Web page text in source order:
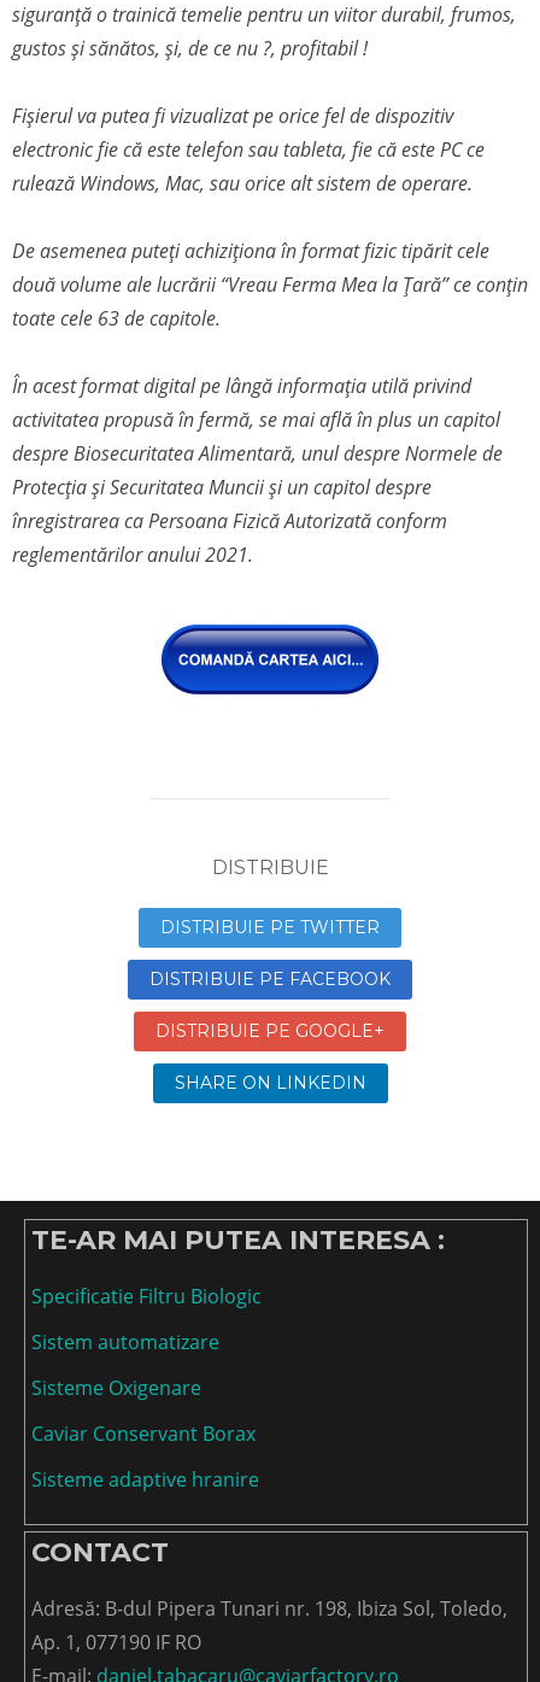
siguranță o trainică temelie pentru un viitor durabil, frumos,
gustos și sănătos, și, de ce nu ?, profitabil !
Fișierul va putea fi vizualizat pe orice fel de dispozitiv
electronic fie că este telefon sau tableta, fie că este PC ce
rulează Windows, Mac, sau orice alt sistem de operare.
De asemenea puteți achiziționa în format fizic tipărit cele
două volume ale lucrării “Vreau Ferma Mea la Țară” ce conțin
toate cele 63 de capitole.
În acest format digital pe lângă informația utilă privind
activitatea propusă în fermă, se mai află în plus un capitol
despre Biosecuritatea Alimentară, unul despre Normele de
Protecția și Securitatea Muncii și un capitol despre
înregistrarea ca Persoana Fizică Autorizată conform
reglementărilor anului 2021.
DISTRIBUIE
DISTRIBUIE PE TWITTER
DISTRIBUIE PE FACEBOOK
DISTRIBUIE PE GOOGLE+
SHARE ON LINKEDIN
TE-AR MAI PUTEA INTERESA :
Specificatie Filtru Biologic
Sistem automatizare
Sisteme Oxigenare
Caviar Conservant Borax
Sisteme adaptive hranire
CONTACT
Adresă: B-dul Pipera Tunari nr. 198, Ibiza Sol, Toledo,
Ap. 1, 077190 IF RO
E-mail: daniel.tabacaru@caviarfactory.ro